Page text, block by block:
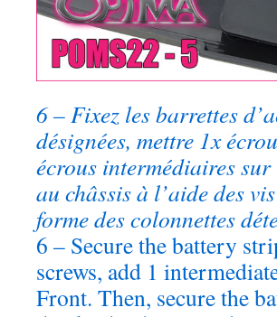
6 – Fixez les barrettes
désignées, mettre 1x
écrous intermédiaires sur
au châssis à l’aide des
forme des colonnettes
6 – Secure the battery
screws, add 1
Front. Then, secure the